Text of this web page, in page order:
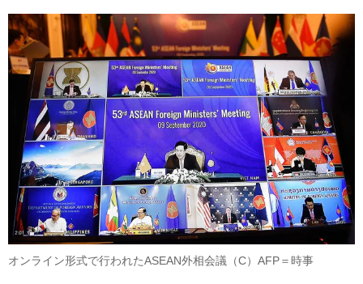
オンライン形式で行われたASEAN外相会議（C）AFP＝時事